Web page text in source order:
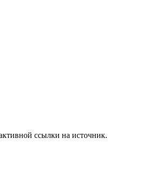
ссылки на источник.